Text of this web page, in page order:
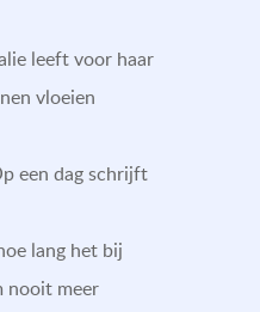
leeft voor haar
vloeien
een dag schrijft
lang het bij
nooit meer